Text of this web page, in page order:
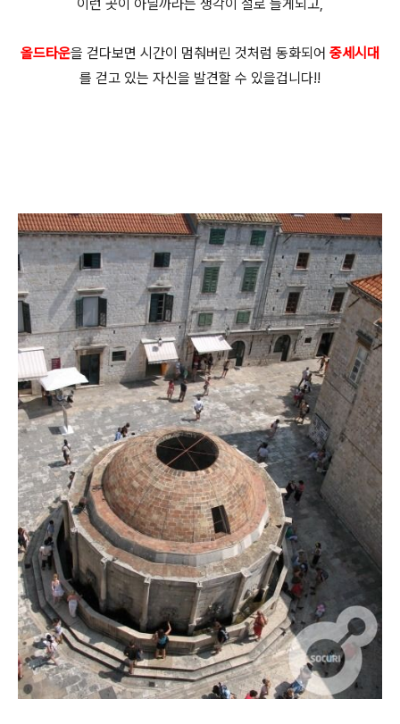
이런 곳이 아닐까라는 생각이 절로 들게되고,
올드타운을 걷다보면 시간이 멈춰버린 것처럼 동화되어 중세시대
를 걷고 있는 자신을 발견할 수 있을겁니다!!